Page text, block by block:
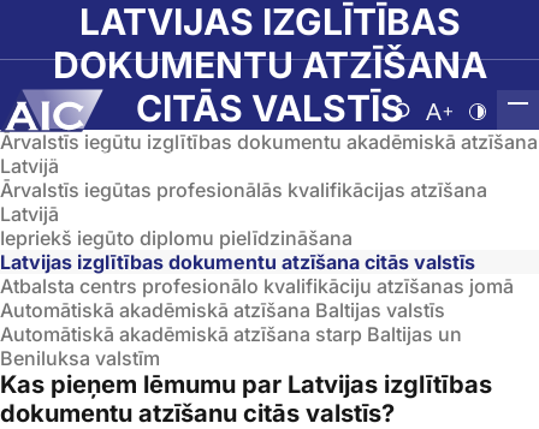
Skip to main content
AtvērtNomainīt
Sākumlapa Diplomatzīšana
LATVIJAS IZGLĪTĪBAS
DOKUMENTU ATZĪŠANA
CITĀS VALSTĪS
Ārvalstīs iegūtu izglītības dokumentu akadēmiskā atzīšana
Latvijā
Ārvalstīs iegūtas profesionālās kvalifikācijas atzīšana
Latvijā
Iepriekš iegūto diplomu pielīdzināšana
Latvijas izglītības dokumentu atzīšana citās valstīs
Atbalsta centrs profesionālo kvalifikāciju atzīšanas jomā
Automātiskā akadēmiskā atzīšana Baltijas valstīs
Automātiskā akadēmiskā atzīšana starp Baltijas un
Beniluksa valstīm
Kas pieņem lēmumu par Latvijas izglītības
dokumentu atzīšanu citās valstīs?